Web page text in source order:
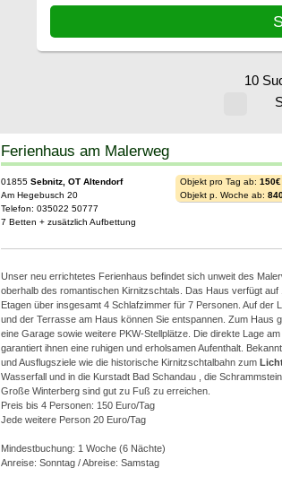
10
Ferienhaus am Malerweg
01855 Sebnitz, OT Altendorf
Am Hegebusch 20
Telefon: 035022 50777
7 Betten + zusätzlich Aufbettung
Objekt pro Tag ab: 150€
Objekt p. Woche ab:
Unser neu errichtetes Ferienhaus befindet sich unweit des
oberhalb des romantischen Kirnitzschtals. Das Haus verfügt auf
Etagen über insgesamt 4 Schlafzimmer für 7 Personen. Auf der
und der Terrasse am Haus können Sie entspannen. Zum Haus
eine Garage sowie weitere PKW-Stellplätze. Die direkte Lage
garantiert ihnen eine ruhigen und erholsamen Aufenthalt.
und Ausflugsziele wie die historische Kirnitzschtalbahn zum
Wasserfall und in die Kurstadt Bad Schandau , die
Große Winterberg sind gut zu Fuß zu erreichen.
Preis bis 4 Personen: 150 Euro/Tag
Jede weitere Person 20 Euro/Tag
Mindestbuchung: 1 Woche (6 Nächte)
Anreise: Sonntag / Abreise: Samstag